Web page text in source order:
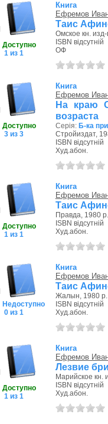
Доступно
1 из 1
Книга
Ефремов
Таис
Омское кн.
ISBN відсутній
ОФ
Доступно
3 из 3
Книга
Ефремов
На краю
возраста
Серія: Б-ка
Стройиздат,
ISBN відсутній
Худ.абон.
Доступно
1 из 1
Книга
Ефремов
Таис
Правда, 1980 р.
ISBN відсутній
Худ.абон.
Недоступно
0 из 1
Книга
Ефремов
Таис
Жалын, 1980 р.
ISBN відсутній
Худ.абон.
Доступно
1 из 1
Книга
Ефремов
Лезвие
Марийское кн.
ISBN відсутній
Худ.абон.